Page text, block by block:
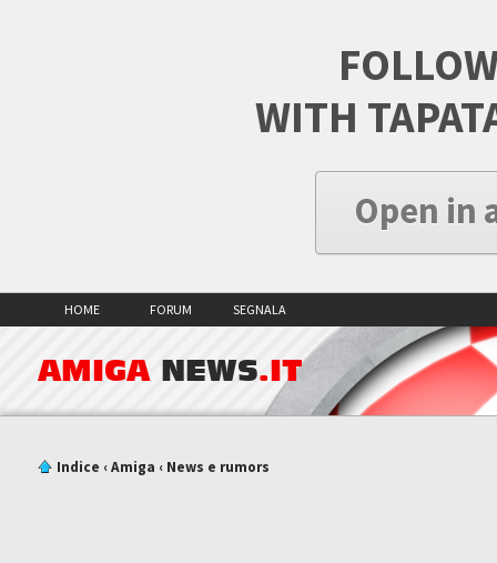
WITH
Open in
HOME FORUM SEGNALA
AMIGA NEWS.IT
Indice ‹Amiga ‹ News e rumors